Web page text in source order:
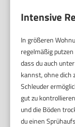
Intensive
In größeren
regelmäßig
dass du auch
kannst, ohne dich
Schleuder
gut zu
und die Böden
du einen